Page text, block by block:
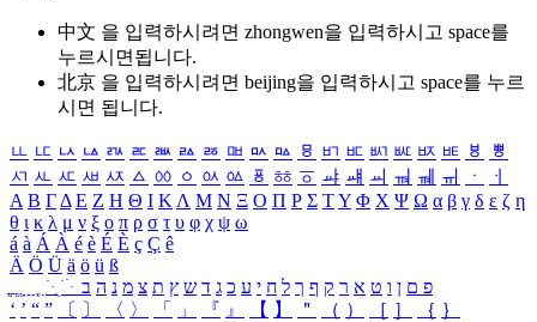
中文 을 입력하시려면 zhongwen을 입력하시고 space를
누르시면됩니다.
北京 을 입력하시려면 beijing을 입력하시고 space를 누르
시면 됩니다.
ㅥ ㅦ ㅧ ㅨ ㅩ ㅪ ㅫ ㅬ ㅭ ㅮ ㅯ ㅰ ㅱ ㅲ ㅳ ㅴ ㅵ ㅶ ㅷ ㅸ
ㅹ
ㅺ ㅻ ㅼ ㅽ ㅾ ㅿ ㆀ ㆁ ㆂ ㆃ ㆄ ㆅ ㆆ ㆇ ㆈ ㆉ ㆊ ㆋ ㆌ ㆍ
ㆎ
Α Β ΓΔ Ε Ζ Η Θ Ι ΚΛ Μ Ν Ξ Ο Π Ρ Σ ΤΥ Φ Χ Ψ Ω α β γ δ ε ζ η
θ ι κ λ μ ν ξ ο π ρ σ τ υ φ χ ψ ω
á à Á À é è É È ç Ç ê
Ä Ö Ü ä ö ü ß
ִֶֹ ֻּ ׁׂ פ ם ן ו ט א ר ק ף ך ל ח י ע כ ג ד ש ץ ת צ מ נ ה ב
‘ ’ “ ” 〔 〕 〈 〉 「 」 『 』 【 】 ＂ （ ） ［ ］ ｛ ｝